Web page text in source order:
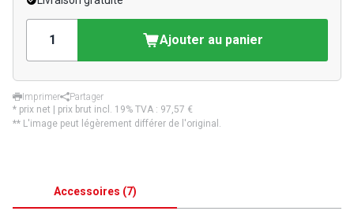
Ajouter au panier
Imprimer
Partager
* prix net | prix brut incl. 19% TVA : 97,57 €
** L'image peut légèrement différer de l'original.
Accessoires (7)